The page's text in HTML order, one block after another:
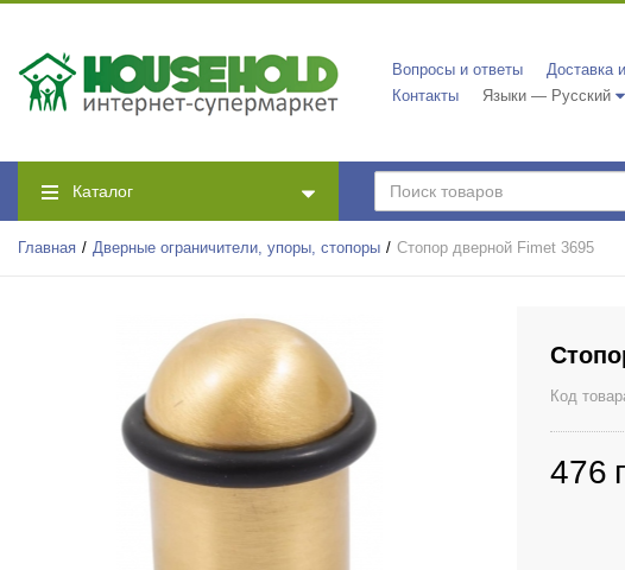
Вопросы и ответы Доставка
Контакты
Языки — Русский
Каталог
Главная Дверные ограничители, упоры, стопоры Стопор дверной Fimet 3695
Код
476